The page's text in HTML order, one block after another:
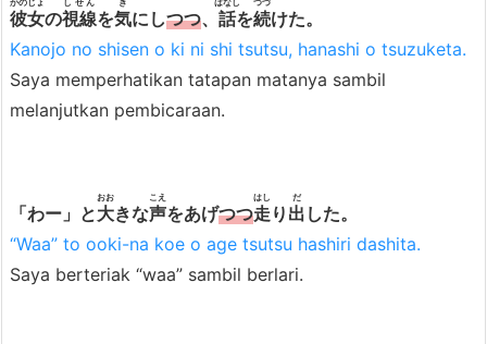
s
k
i
p
彼女の視線を気にしつつ、 話を続けた。
Kanojo no shisen o ki ni shi tsutsu, hanashi o tsuzuketa.
Saya memperhatikan tatapan matanya sambil
melanjutkan pembicaraan.
「わー」と大
おお
きな声
こえ
をあげつつ走
はし
り 出
だ
した。
“Waa” to ooki-na koe o age tsutsu hashiri dashita.
Saya berteriak “waa” sambil berlari.